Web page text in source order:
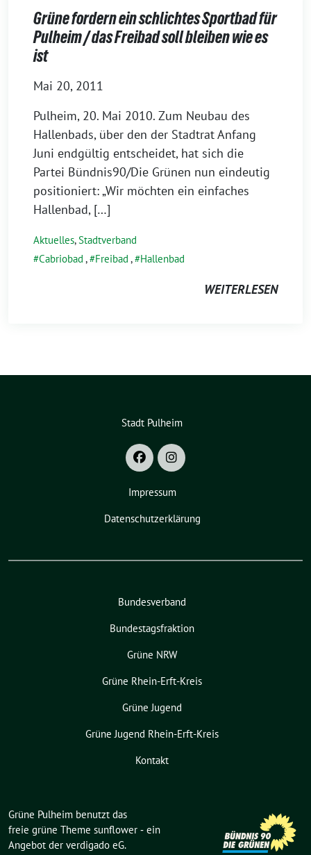
Grüne fordern ein schlichtes Sportbad für
Pulheim / das Freibad soll bleiben wie es
ist
Mai 20, 2011
Pulheim, 20. Mai 2010. Zum Neubau des
Hallenbads, über den der Stadtrat Anfang
Juni endgültig entscheidet, hat sich die
Partei Bündnis90/Die Grünen nun eindeutig
positioniert: „Wir möchten ein einfaches
Hallenbad, […]
Aktuelles,Stadtverband
Cabriobad , Freibad , Hallenbad
WEITERLESEN
Stadt Pulheim
Impressum
Datenschutzerklärung
Bundesverband
Bundestagsfraktion
Grüne NRW
Grüne Rhein-Erft-Kreis
Grüne Jugend
Grüne Jugend Rhein-Erft-Kreis
Kontakt
Grüne Pulheim benutzt das
freie grüne Theme sunflower ‐ ein
Angebot der verdigado eG.